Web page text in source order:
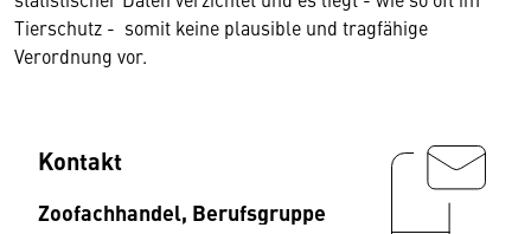
Tierschutz - somit keine plausible und tragfähige
Verordnung vor.
Kontakt
Zoofachhandel, Berufsgruppe